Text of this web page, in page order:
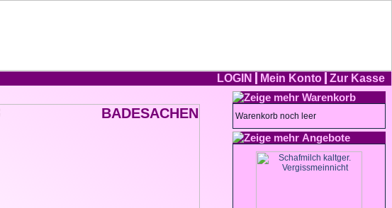
LOGIN Mein Konto
Zur Kasse
Warenkorb
Warenkorb noch leer
Angebote